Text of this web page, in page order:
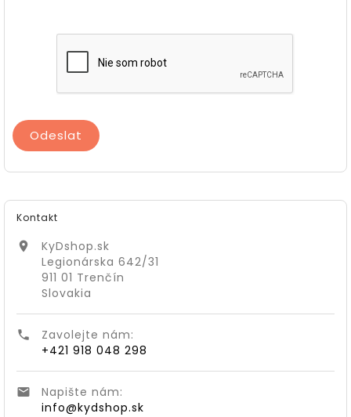
Kontakt

KyDshop.sk
Legionárska 642/31
911 01 Trenčín
Slovakia

Zavolejte nám:
+421 918 048 298

Napište nám:
info@kydshop.sk